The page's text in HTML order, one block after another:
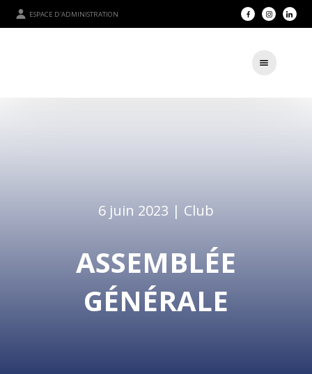
ESPACE D'ADMINISTRATION
6 juin 2023 | Club
ASSEMBLÉE
GÉNÉRALE